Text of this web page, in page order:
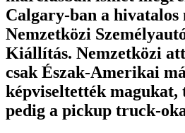
Calgary-ban a hivatalos
Nemzetközi
Kiállítás. Nemzetközi
csak Észak-Amerikai
képviseltették
pedig a pickup truck-